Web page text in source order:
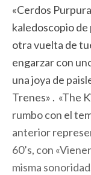
«Cerdos
kaledoscopio
otra vuelta de
engarzar con
una joya de
Trenes» . «The
rumbo con el
anterior
60’s, con
misma